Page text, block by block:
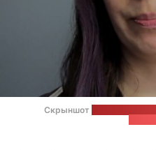
Скрыншот